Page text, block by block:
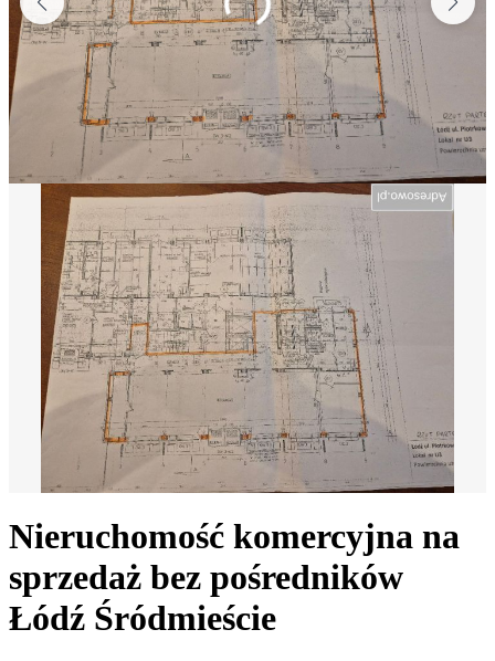
Nieruchomość komercyjna na
sprzedaż bez pośredników
Łódź Śródmieście